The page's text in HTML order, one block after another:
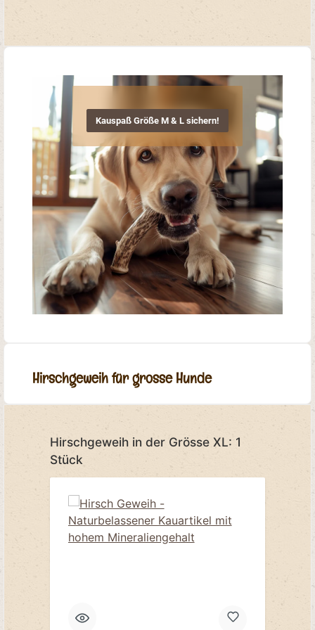
400gz.B. Chihuahuaz.B.
Sennenhund z.B. Deutsche Doggez.B.
Deerhound, Pyrenäenhund Beschreibung
Breite: variabel, je nach GrößeLänge:
Größenangaben untenGeruch:
keinerBeschaffenheit: robust und
hartKauspaß: langohne
Konservierungsstoffe Zusammensetzung
100% reines Hirschgeweih
WissenswertesDie Kombination aus
hohem Calcium-Gehalt und der harten
Konsistenz macht dieses Produkt zu
einem lang anhaltenden KauartikelDieses
Produkt stellt ein Einzelfuttermittel für
Hunde dar. Bitte beachten: Da es sich um
Naturkauartikel handelt können Form,
Farbe, Größe und Gewicht sich
unterscheiden. Teilweise können sie auch
außerhalb der angegebenen Beschreibung
liegen.
Kauspaß Größe M & L sichern!
Hirschgeweih für grosse Hunde
Produktgalerie überspringen
Hirschgeweih in der Grösse XL: 1
Stück